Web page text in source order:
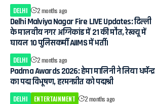
DELHI 2 months ago
Delhi Malviya Nagar Fire LIVE Updates: दिल्ली
के मालवीय नगर अग्निकांड में 21 की मौत, रेस्क्यू में
घायल 10 पुलिसकर्मी AIIMS में भर्ती।
DELHI 2 months ago
Padma Awards 2026: हेमा मालिनी ने लिया धर्मेन्द्र
का पद्म विभूषण, हरमनप्रीत को पद्मश्री
DELHI ENTERTAINMENT 2 months ago